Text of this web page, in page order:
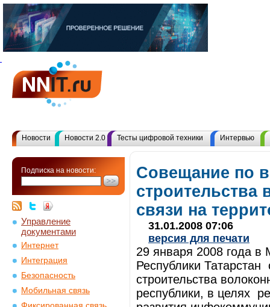
Новости Новости 2.0 Тесты цифровой техники Интервью
Подписка на новости:
Управление
документами
Интернет
Интеграция
Безопасность
Мобильная связь
Совещание по
строительства
связи на
31.01.2008 07:06
версия для печати
29 января 2008 года в
Республики
строительства
республики, в целях